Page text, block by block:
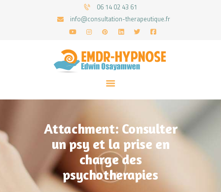
06 14 02 43 61
info@consultation-therapeutique.fr
Attachment: Consulter
un psy et la prise en
charge des
psychotherapies
ACCUEIL
MON APPROCHE
ARTICLES
PRENEZ UN RDV